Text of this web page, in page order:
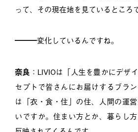
って、その現在地を見ているところ
━━━変化しているんですね。
奈良 ：LIVIOは「人生を豊かにデザ
セプトで皆さんにお届けするブラ
は「衣・食・住」の住、人間の運
いですか。住まい方とか、暮らし